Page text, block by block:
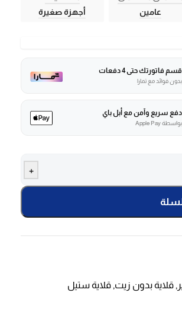
عامين أجهزة صغيرة
قسم فاتورتك حتى 4 دفعات
بدون فوائد مع تمارا
دفع سريع وآمن مع أبل باي
بواسطة Apple Pay
+
, قلاية بدون زيت, قلاية ستيل